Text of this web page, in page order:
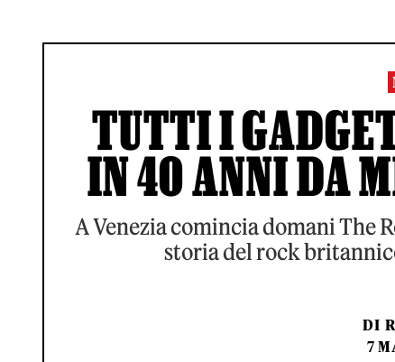
TUTTI I
IN 40 ANNI DA
A Venezia comincia domani The
storia del rock
DI
7